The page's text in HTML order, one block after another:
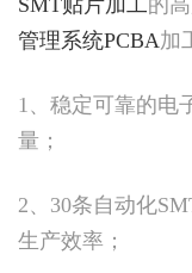
管理系统PCBA加
1、稳定可靠的电
量；
2、30条自动化
生产效率；